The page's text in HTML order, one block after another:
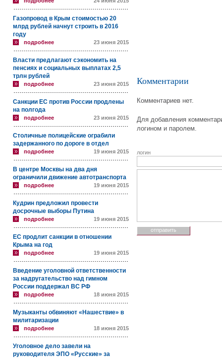
Газопровод в Крым стоимостью 20
млрд рублей начнут строить в 2016
году
подробнее 23 июня 2015
Власти предлагают сэкономить на
пенсиях и социальных выплатах 2,5
трлн рублей
подробнее 23 июня 2015
Санкции ЕС против России продлены
на полгода
подробнее 23 июня 2015
Столичные полицейские ограбили
задержанного по дороге в отдел
подробнее 19 июня 2015
В центре Москвы на два дня
ограничили движение автотранспорта
подробнее 19 июня 2015
Кудрин предложил провести
досрочные выборы Путина
подробнее 19 июня 2015
ЕС продлит санкции в отношении
Крыма на год
подробнее 19 июня 2015
Введение уголовной ответственности
за надругательство над гимном
России поддержал ВС РФ
подробнее 18 июня 2015
Музыканты обвиняют «Нашествие» в
милитаризации
подробнее 18 июня 2015
Уголовное дело завели на
руководителя ЭПО «Русские» за
Комментарии
Комментариев нет.
Для добавления
логином и паролем.
логин